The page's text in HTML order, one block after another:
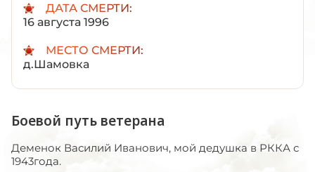
ДАТА СМЕРТИ:
16 августа 1996
МЕСТО СМЕРТИ:
д.Шамовка
Боевой путь ветерана
Деменок Василий Иванович, мой дедушка в РККА с
1943года.